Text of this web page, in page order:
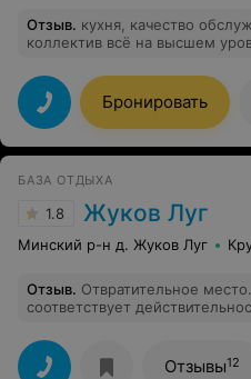
Отзыв. кухня, качество
коллектив всё на высшем
Бронировать
БАЗА ОТДЫХА
1.8 Жуков Луг
Минский р-н д. Жуков Луг
Отзыв. Отвратительное
соответствует
целую технику, а не то, что
Отзывы12